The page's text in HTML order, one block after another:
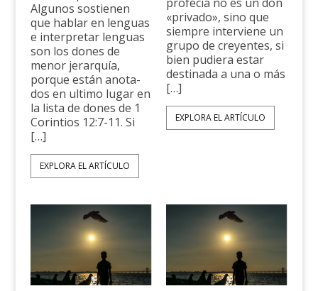
Algunos sostienen
que hablar en lenguas
e interpretar lenguas
son los dones de
menor jerarquía,
porque están anota­
dos en ultimo lugar en
la lista de dones de 1
Corintios 12:7-11. Si
[…]
EXPLORA EL ARTÍCULO
profecía no es un don
«privado», sino que
siempre interviene un
grupo de creyentes, si
bien pudiera estar
destinada a una o más
[…]
EXPLORA EL ARTÍCULO